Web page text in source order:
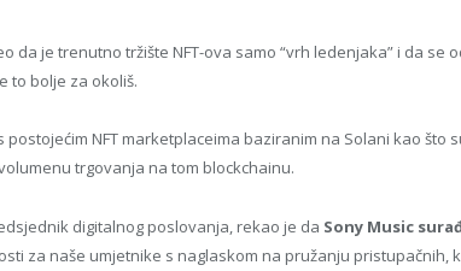
da je trenutno tržište NFT-ova samo “vrh ledenjaka” i da se
to bolje za okoliš.
postojećim NFT marketplaceima baziranim na Solani kao što
trgovanja na tom blockchainu.
digitalnog poslovanja, rekao je da Sony Music
za naše umjetnike s naglaskom na pružanju pristupačnih,